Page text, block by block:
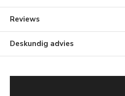
Reviews
Deskundig advies